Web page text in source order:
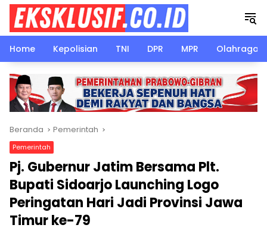
Langsung
konten
Home
Kepolisian TNI DPR MPR Olahraga
Beranda Pemerintah
Pemerintah
Pj. Gubernur Jatim Bersama Plt.
Bupati Sidoarjo Launching Logo
Peringatan Hari Jadi Provinsi Jawa
Timur ke-79